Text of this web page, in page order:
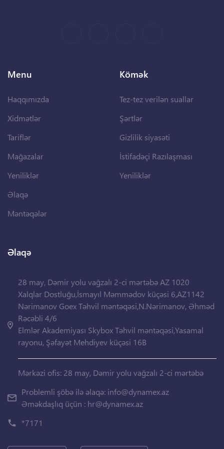
Menu
Haqqımızda
Xidmətlər
Tariflər
Mağazalar
Yeniliklər
Əlaqə
Məntəqələr
Kömək
Tez-tez verilən suallar
Şərtlər
Gizlilik siyasəti
İstifadəçi Razılaşması
Yeniliklər
Əlaqə
28 may, Dəmir yolu vağzalı 2-ci mərtəbə AZ 1020
Xalqlar Dostluğu,İsmayıl Məmmədov küçəsi 6,AZ1142
Nərimanov Goex Təhvil məntəqəsi,N.Nərimanov, Əhməd
Rəcəbli 4/6
Elmlər Akademiyası Skybox Təhvil məntəqəsi,Yasamal
rayonu, Şəfayət Mehdiyev küçəsi 16B
Mərkəzi ofis: 28 may, Dəmir yolu vağzalı 2-ci mərtəbə
Problemli şöbə ilə əlaqə: info@dynamex.az
Əməkdaşlıq üçün : hr@dynamex.az
*7171